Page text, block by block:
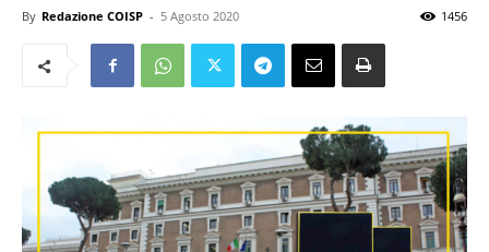
By Redazione COISP - 5 Agosto 2020 1456